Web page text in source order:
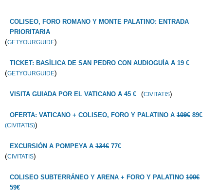
COLISEO, FORO ROMANO Y MONTE PALATINO: ENTRADA
PRIORITARIA
(GETYOURGUIDE)
TICKET: BASÍLICA DE SAN PEDRO CON AUDIOGUÍA A 19 €
(GETYOURGUIDE)
VISITA GUIADA POR EL VATICANO A 45 € (CIVITATIS)
OFERTA: VATICANO + COLISEO, FORO Y PALATINO A 109€ 89€
(CIVITATIS))
EXCURSIÓN A POMPEYA A 134€ 77€
(CIVITATIS)
COLISEO SUBTERRÁNEO Y ARENA + FORO Y PALATINO 100€
59€